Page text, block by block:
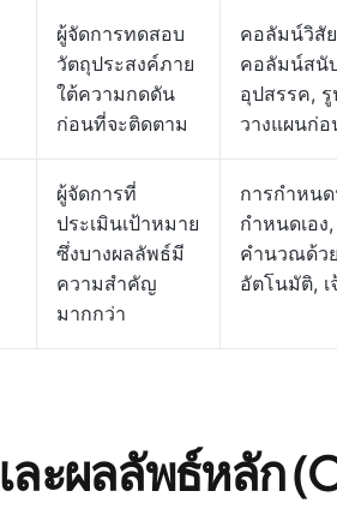
ผู้จัดการทดสอบ
วัตถุประสงค์ภาย
ใต้ความกดดัน
ก่อนที่จะติดตาม
คอลัมน์วิสั
คอลัมน์สนั
อุปสรรค,
วางแผนก่อ
ผู้จัดการที่
ประเมินเป้าหมาย
ซึ่งบางผลลัพธ์มี
ความสำคัญ
มากกว่า
การกำหน
กำหนดเอง
คำนวณด้ว
อัตโนมัติ,
ะผลลัพธ์หลัก